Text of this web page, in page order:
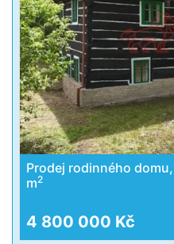
Prodej rodinného
m2
4 800 000 Kč